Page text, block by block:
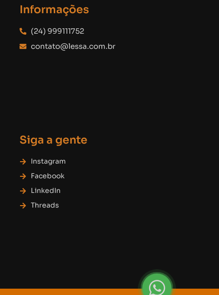
Informações
(24) 999111752
contato@lessa.com.br
Siga a gente
Instagram
Facebook
LinkedIn
Threads